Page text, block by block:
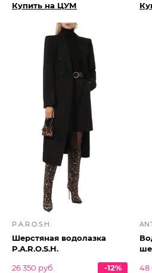
Купить на ЦУМ
P.A.R.O.S.H.
Шерстяная водолазка
P.A.R.O.S.H.
26 350 руб.
-12%
48